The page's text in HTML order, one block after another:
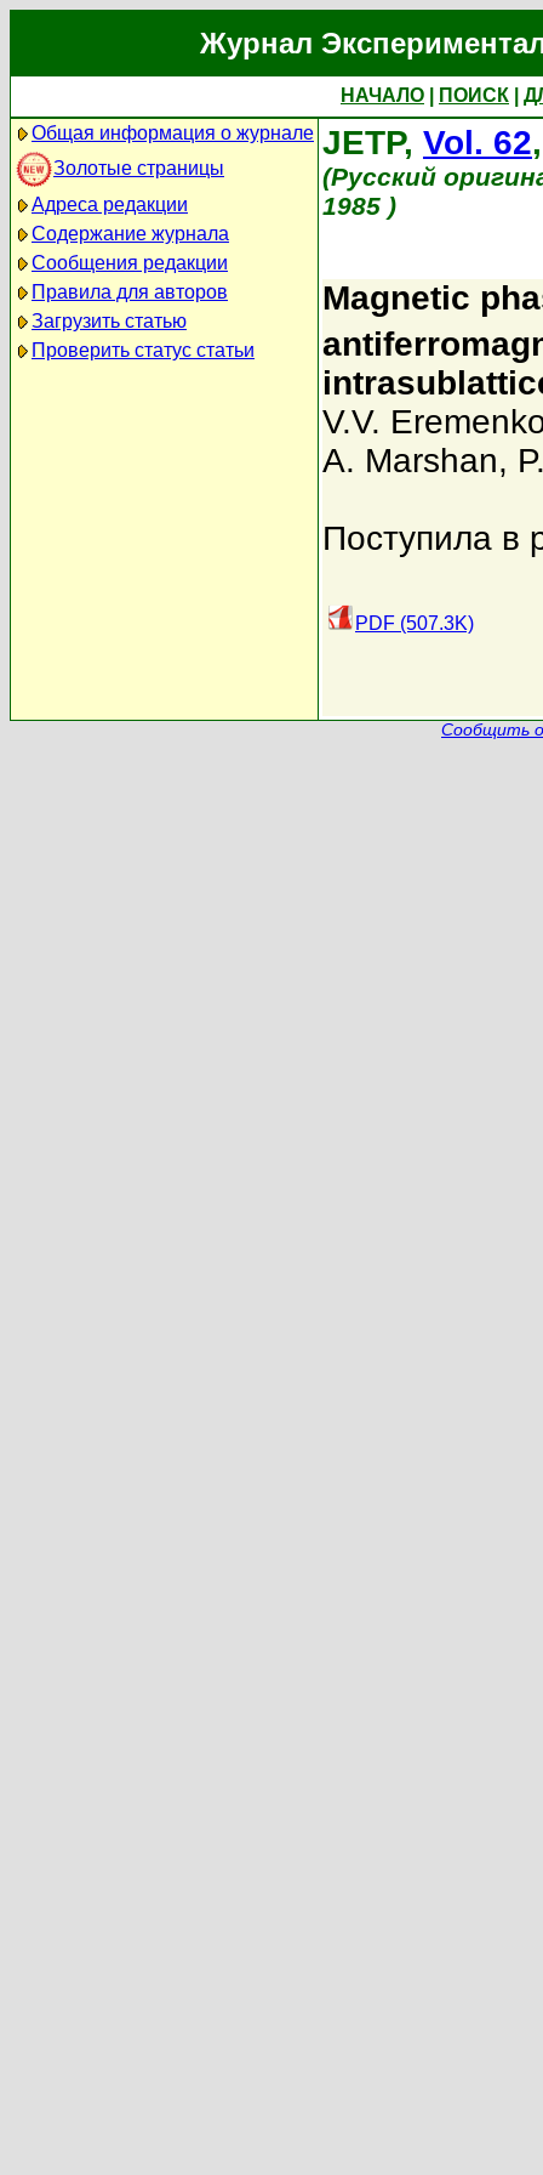
Журнал
НАЧАЛО ПОИСК
Общая информация о журнале
Золотые страницы
Адреса редакции
Содержание журнала
Сообщения редакции
Правила для авторов
Загрузить статью
Проверить статус статьи
JETP, Vol. 62
(Русский
1985 )
Magnetic
V.V.
A. Marshan,
Поступила в
PDF (507.3K)
Сообщить о